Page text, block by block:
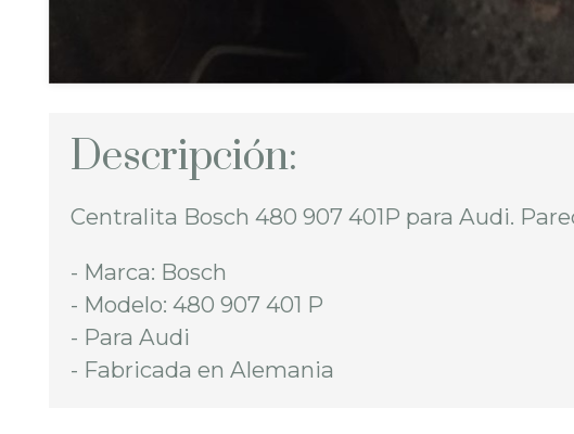
Descripción:
Centralita Bosch 480 907 401P para Audi.
- Marca: Bosch
- Modelo: 480 907 401 P
- Para Audi
- Fabricada en Alemania